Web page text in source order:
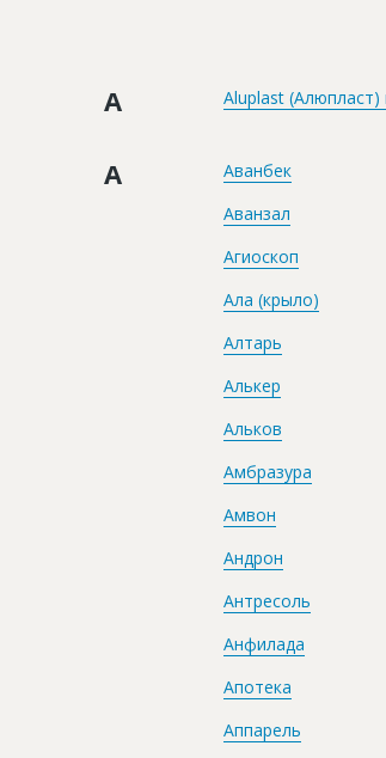
A Aluplast
А
Аванбек
Аванзал
Агиоскоп
Ала (крыло)
Алтарь
Алькер
Альков
Амбразура
Амвон
Андрон
Антресоль
Анфилада
Апотека
Аппарель